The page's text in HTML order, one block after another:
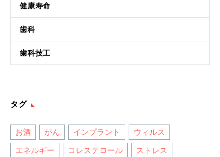
健康寿命
歯科
歯科技工
タグ
お酒 がん インプラント
ウィルス
エネルギー
コレステロール
ストレス